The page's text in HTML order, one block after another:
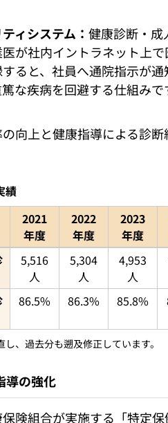
ィシステム： 健康診断・成
が社内イントラネット上
ると、社員へ通院指示が
な疾病を回避する仕組み
向上と健康指導による診
績
実績を2021年から2024年まで
2021
年度
2022
年度
2023
年度
5,516
人
5,304
人
4,953
人
86.5% 86.3% 85.8%
し、過去分も遡及修正しています。
導の強化
険組合が実施する「特定